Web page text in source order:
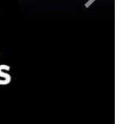
Next